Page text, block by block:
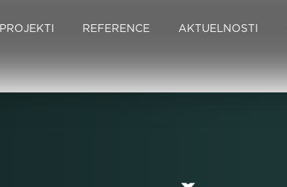
PROJEKTI REFERENCE AKTUELNOSTI